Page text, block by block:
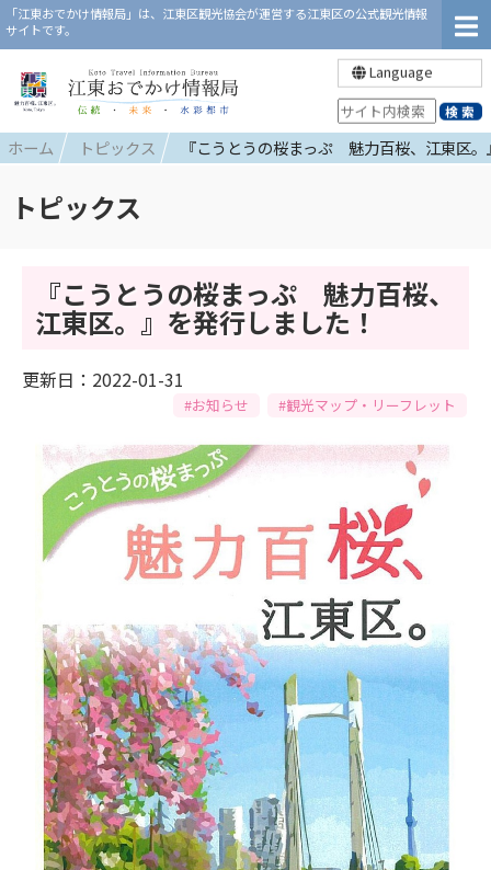
「江東おでかけ情報局」は、江東区観光協会が運営する江東区の公式観光情報
サイトです。
Language
ホーム トピックス 『こうとうの桜まっぷ 魅力百桜、江東区
トピックス
『こうとうの桜まっぷ 魅力百桜、
江東区。』を発行しました！
更新日：2022-01-31
#お知らせ #観光マップ・リーフレット